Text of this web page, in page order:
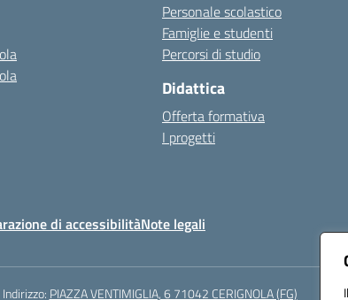
Personale scolastico
Famiglie e studenti
Percorsi di studio
Didattica
Offerta formativa
I progetti
di accessibilitàNote legali
Indirizzo: PIAZZA VENTIMIGLIA, 6 71042 CERIGNOLA (FG)